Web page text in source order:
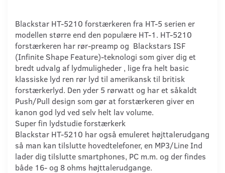
Blackstar HT-5210 forstærkeren fra HT-5 serien er
modellen større end den populære HT-1. HT-5210
forstærkeren har rør-preamp og Blackstars ISF
(Infinite Shape Feature)-teknologi som giver dig et
bredt udvalg af lydmuligheder , lige fra helt basic
klassiske lyd ren rør lyd til amerikansk til britisk
forstærkerlyd. Den yder 5 rørwatt og har et såkaldt
Push/Pull design som gør at forstærkeren giver en
kanon god lyd ved selv helt lav volume.
Super fin lydstudie forstærkerk
Blackstar HT-5210 har også emuleret højttalerudgang
så man kan tilslutte hovedtelefoner, en MP3/Line Ind
lader dig tilslutte smartphones, PC m.m. og der findes
både 16- og 8 ohms højttalerudgange.